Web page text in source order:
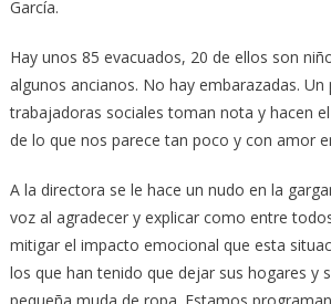
García.
Hay unos 85 evacuados, 20 de ellos son
algunos ancianos. No hay embarazadas.
trabajadoras sociales toman nota y hacen
de lo que nos parece tan poco y con amor
A la directora se le hace un nudo en la
voz al agradecer y explicar como entre
mitigar el impacto emocional que esta
los que han tenido que dejar sus hogares y